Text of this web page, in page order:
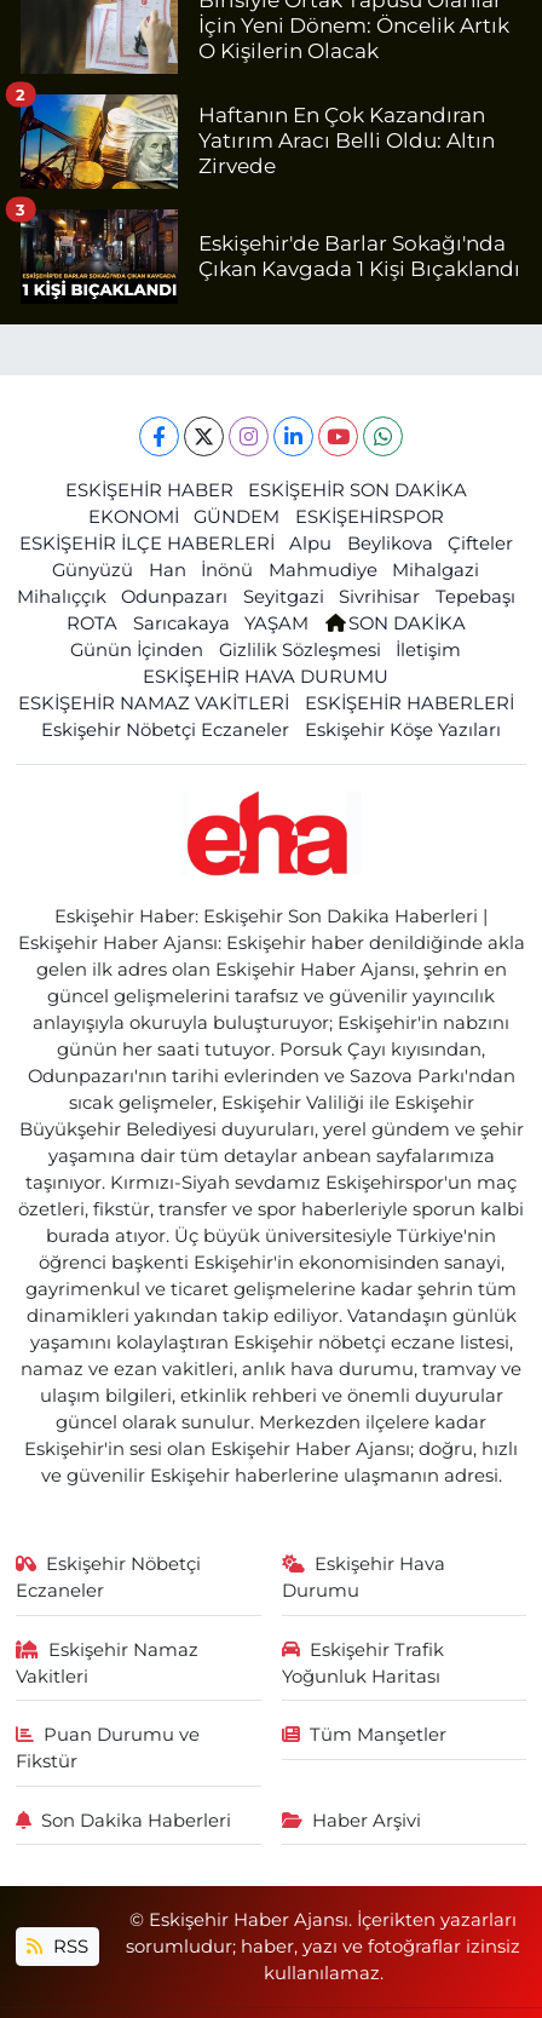
İçin Yeni Dönem: Öncelik Artık
O Kişilerin Olacak
Haftanın En Çok Kazandıran
Yatırım Aracı Belli Oldu: Altın
Zirvede
2
Eskişehir'de Barlar Sokağı'nda
Çıkan Kavgada 1 Kişi Bıçaklandı
3
ESKİŞEHİR HABER
ESKİŞEHİR SON DAKİKA
EKONOMİ
GÜNDEM
ESKİŞEHİRSPOR
ESKİŞEHİR İLÇE HABERLERİ
Alpu Beylikova
Çifteler
Günyüzü
Han İnönü Mahmudiye
Mihalgazi
Mihalıççık
Odunpazarı Seyitgazi Sivrihisar
Tepebaşı
ROTA
Sarıcakaya YAŞAM
SON DAKİKA
Günün İçinden
Gizlilik Sözleşmesi
İletişim
ESKİŞEHİR HAVA DURUMU
ESKİŞEHİR NAMAZ VAKİTLERİ
ESKİŞEHİR HABERLERİ
Eskişehir Nöbetçi Eczaneler
Eskişehir Köşe Yazıları
Eskişehir Haber: Eskişehir Son Dakika Haberleri |
Eskişehir Haber Ajansı: Eskişehir haber denildiğinde akla
gelen ilk adres olan Eskişehir Haber Ajansı, şehrin en
güncel gelişmelerini tarafsız ve güvenilir yayıncılık
anlayışıyla okuruyla buluşturuyor; Eskişehir'in nabzını
günün her saati tutuyor. Porsuk Çayı kıyısından,
Odunpazarı'nın tarihi evlerinden ve Sazova Parkı'ndan
sıcak gelişmeler, Eskişehir Valiliği ile Eskişehir
Büyükşehir Belediyesi duyuruları, yerel gündem ve şehir
yaşamına dair tüm detaylar anbean sayfalarımıza
taşınıyor. Kırmızı-Siyah sevdamız Eskişehirspor'un maç
özetleri, fikstür, transfer ve spor haberleriyle sporun kalbi
burada atıyor. Üç büyük üniversitesiyle Türkiye'nin
öğrenci başkenti Eskişehir'in ekonomisinden sanayi,
gayrimenkul ve ticaret gelişmelerine kadar şehrin tüm
dinamikleri yakından takip ediliyor. Vatandaşın günlük
yaşamını kolaylaştıran Eskişehir nöbetçi eczane listesi,
namaz ve ezan vakitleri, anlık hava durumu, tramvay ve
ulaşım bilgileri, etkinlik rehberi ve önemli duyurular
güncel olarak sunulur. Merkezden ilçelere kadar
Eskişehir'in sesi olan Eskişehir Haber Ajansı; doğru, hızlı
ve güvenilir Eskişehir haberlerine ulaşmanın adresi.
Eskişehir Nöbetçi
Eczaneler
Eskişehir Hava
Durumu
Eskişehir Namaz
Vakitleri
Eskişehir Trafik
Yoğunluk Haritası
Puan Durumu ve
Fikstür
Tüm Manşetler
Son Dakika Haberleri Haber Arşivi
RSS
© Eskişehir Haber Ajansı. İçerikten yazarları
sorumludur; haber, yazı ve fotoğraflar izinsiz
kullanılamaz.